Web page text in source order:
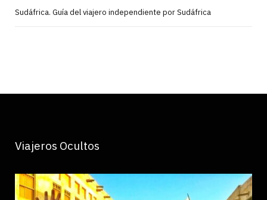
Sudáfrica. Guía del viajero independiente por Sudáfrica
Viajeros Ocultos